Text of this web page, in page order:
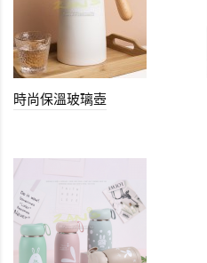
時尚保溫玻璃壺